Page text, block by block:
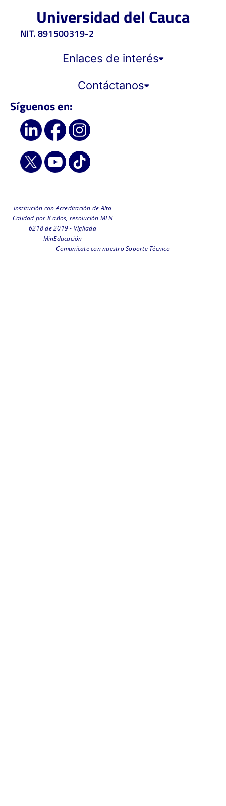
Universidad del Cauca
NIT. 891500319-2
Enlaces de interés
Contáctanos
Síguenos en:
Institución con Acreditación de Alta
Calidad por 8 años, resolución MEN
6218 de 2019 - Vigilada
MinEducación
Comunícate con nuestro Soporte Técnico